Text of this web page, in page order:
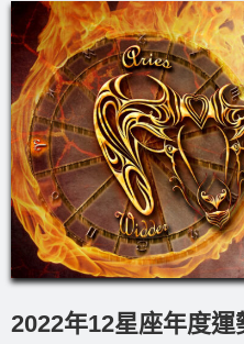
2022年12星座年度運